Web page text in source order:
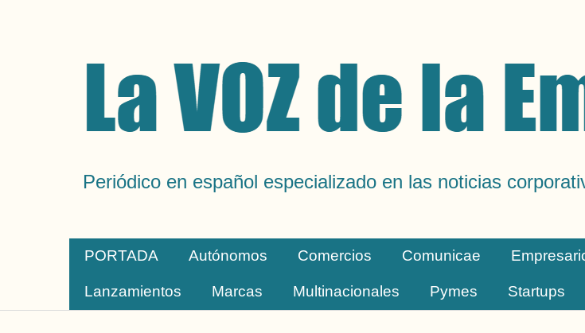
Periódico en español especializado en las noticias
PORTADA Autónomos Comercios Comunicae
Lanzamientos Marcas Multinacionales Pymes Startups